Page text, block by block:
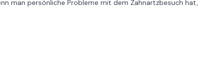
man persönliche Probleme mit dem Zahnartzbesuch hat,